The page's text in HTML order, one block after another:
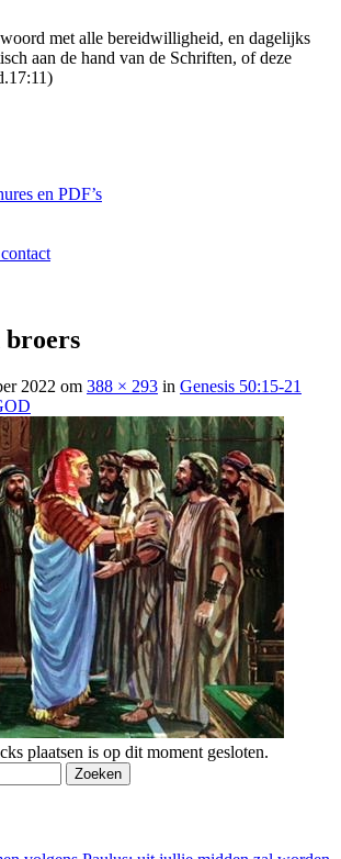
met alle bereidwilligheid, en dagelijks
aan de hand van de Schriften, of deze
en PDF’s
broers
2022 om 388 × 293 in Genesis 50:15-21
plaatsen is op dit moment gesloten.